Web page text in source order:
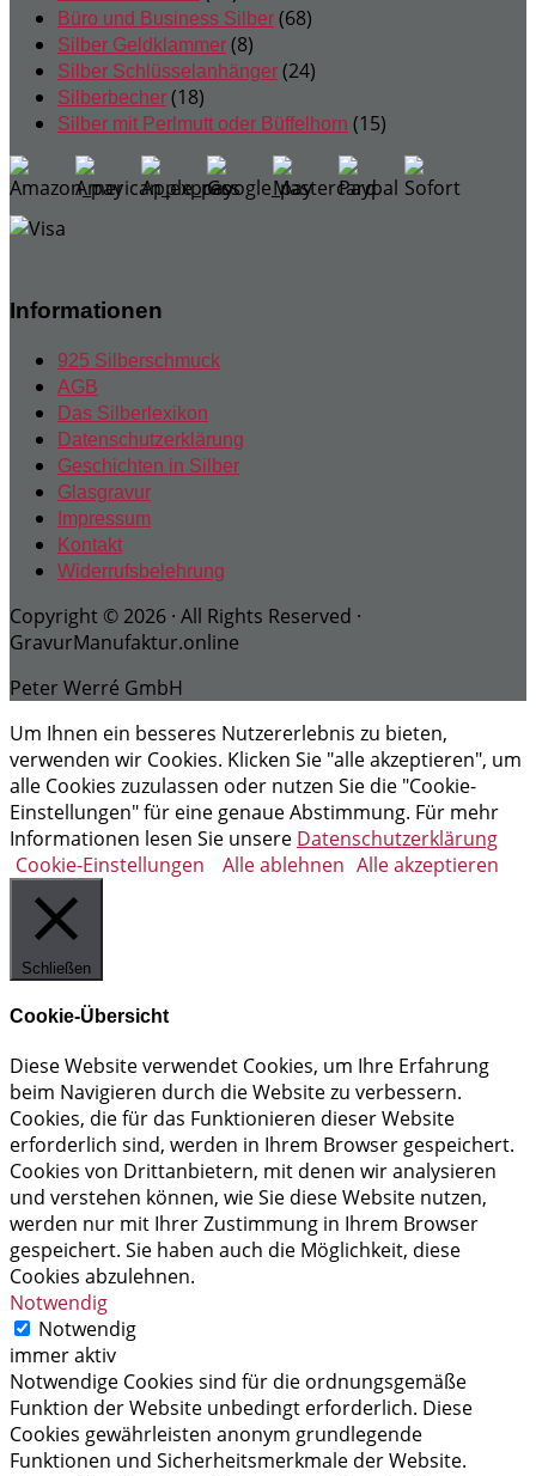
Produkte
Büro und Business Silber 6868
Silber Geldklammer 88
Produkte
Silber Schlüsselanhänger 2424
Silberbecher 1818
Produkte
Silber mit Perlmutt oder Büffelhorn 1515
Informationen
925 Silberschmuck
AGB
Das Silberlexikon
Datenschutzerklärung
Geschichten in Silber
Glasgravur
Impressum
Kontakt
Widerrufsbelehrung
Copyright © 2026 · All Rights Reserved ·
GravurManufaktur.online
Peter Werré GmbH
Um Ihnen ein besseres Nutzererlebnis zu bieten,
verwenden wir Cookies. Klicken Sie "alle akzeptieren", um
alle Cookies zuzulassen oder nutzen Sie die "Cookie-
Einstellungen" für eine genaue Abstimmung. Für mehr
Informationen lesen Sie unsere Datenschutzerklärung
Cookie-Einstellungen
Alle ablehnen Alle akzeptieren
Schließen
Cookie-Übersicht
Diese Website verwendet Cookies, um Ihre Erfahrung
beim Navigieren durch die Website zu verbessern.
Cookies, die für das Funktionieren dieser Website
erforderlich sind, werden in Ihrem Browser gespeichert.
Cookies von Drittanbietern, mit denen wir analysieren
und verstehen können, wie Sie diese Website nutzen,
werden nur mit Ihrer Zustimmung in Ihrem Browser
gespeichert. Sie haben auch die Möglichkeit, diese
Cookies abzulehnen.
Notwendig
Notwendig
immer aktiv
Notwendige Cookies sind für die ordnungsgemäße
Funktion der Website unbedingt erforderlich. Diese
Cookies gewährleisten anonym grundlegende
Funktionen und Sicherheitsmerkmale der Website.